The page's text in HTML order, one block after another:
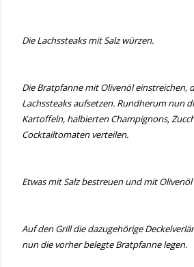
Die Lachssteaks mit Salz würzen.
Die Bratpfanne mit Olivenöl einstreichen,
Lachssteaks aufsetzen. Rundherum nun
Kartoffeln, halbierten Champignons,
Cocktailtomaten verteilen.
Etwas mit Salz bestreuen und mit
Auf den Grill die dazugehörige
nun die vorher belegte Bratpfanne legen.